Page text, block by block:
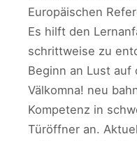
Europäischen
Es hilft den
schrittweise zu
Beginn an Lust auf
Välkomna! neu
Kompetenz in
Türöffner an.